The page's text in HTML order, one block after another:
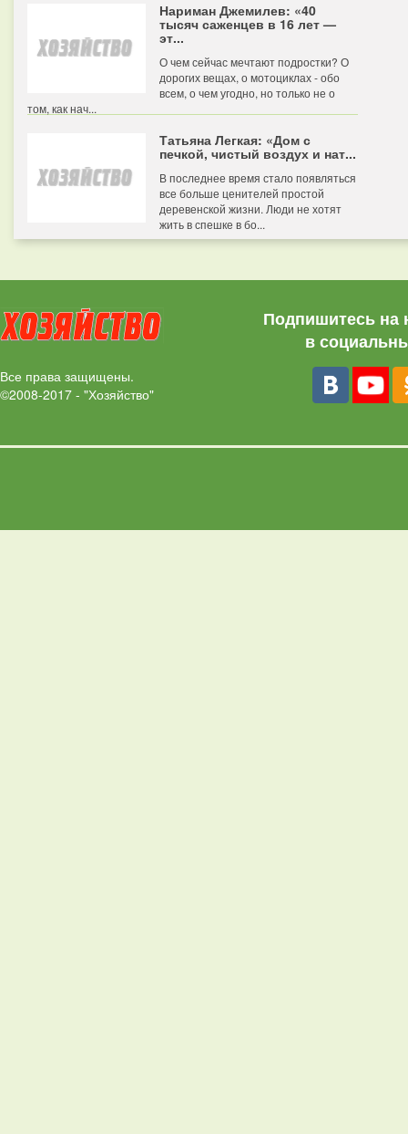
Нариман Джемилев: «40
тысяч саженцев в 16 лет —
эт...
О чем сейчас мечтают подростки? О
дорогих вещах, о мотоциклах - обо
всем, о чем угодно, но только не о
том, как нач...
Татьяна Легкая: «Дом с
печкой, чистый воздух и нат...
В последнее время стало появляться
все больше ценителей простой
деревенской жизни. Люди не хотят
жить в спешке в бо...
Все права защищены.
©2008-2017 - "Хозяйство"
Подпишитесь на
в